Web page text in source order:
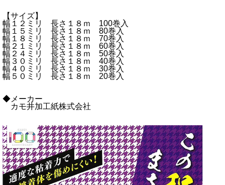
【サイズ】
幅１２ミリ 長さ１８ｍ 100巻入
幅１５ミリ 長さ１８ｍ 80巻入
幅１８ミリ 長さ１８ｍ 70巻入
幅２１ミリ 長さ１８ｍ 60巻入
幅２４ミリ 長さ１８ｍ 50巻入
幅３０ミリ 長さ１８ｍ 40巻入
幅４０ミリ 長さ１８ｍ 30巻入
幅５０ミリ 長さ１８ｍ 20巻入
◆メーカー
カモ井加工紙株式会社